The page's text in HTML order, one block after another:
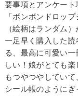
要事項とアンケート
「ボンボンドロッ
（絵柄はランダム
一足早く購入した
る、最高に可愛い
しい！娘がとても
もつやつやしていて
シール帳のように